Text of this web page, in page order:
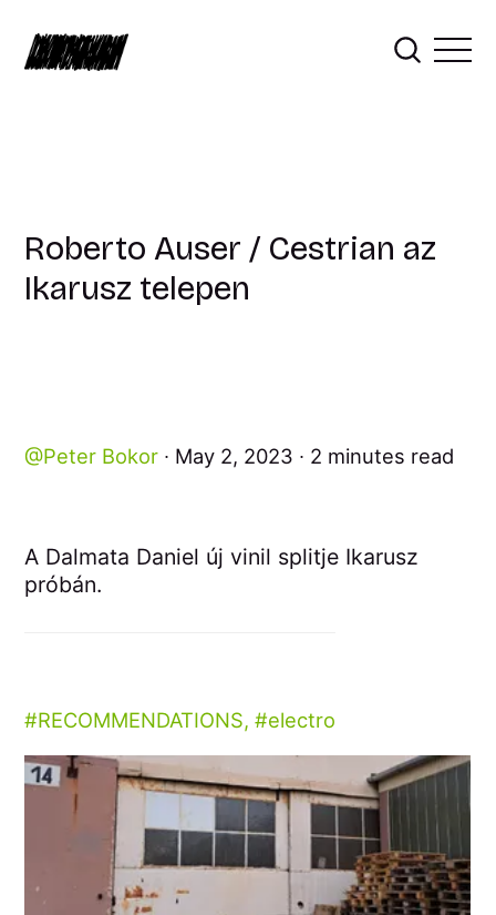
Peter Bokor May 2, 2023 2 minutes read
Roberto Auser / Cestrian az
Ikarusz telepen
A Dalmata Daniel új vinil splitje Ikarusz
próbán.
RECOMMENDATIONS, electro